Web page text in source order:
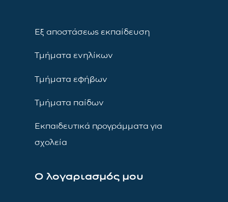
Εξ αποστάσεως εκπαίδευση
Τμήματα ενηλίκων
Τμήματα εφήβων
Τμήματα παίδων
Εκπαιδευτικά προγράμματα για
σχολεία
Ο λογαριασμός μου